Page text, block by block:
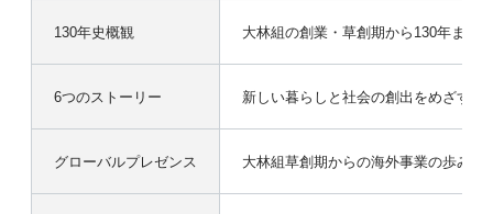
130年史概観 大林組の創業・草創期から130年まで
6つのストーリー 新しい暮らしと社会の創出をめざす「
グローバルプレゼンス 大林組草創期からの海外事業の歩み